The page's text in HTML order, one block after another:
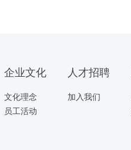
企业文化
文化理念
员工活动
人才招聘
加入我们